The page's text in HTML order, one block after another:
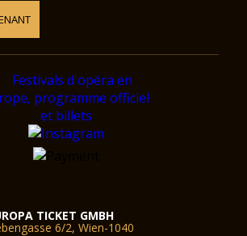
TICKET GMBH
6/2, Wien-1040